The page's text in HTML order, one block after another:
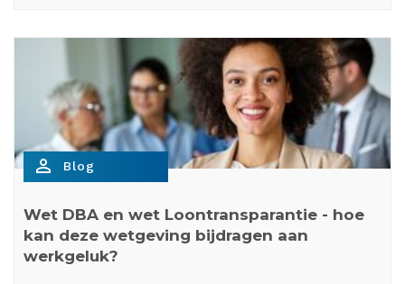
person_outline Blog
Wet DBA en wet Loontransparantie - hoe
kan deze wetgeving bijdragen aan
werkgeluk?